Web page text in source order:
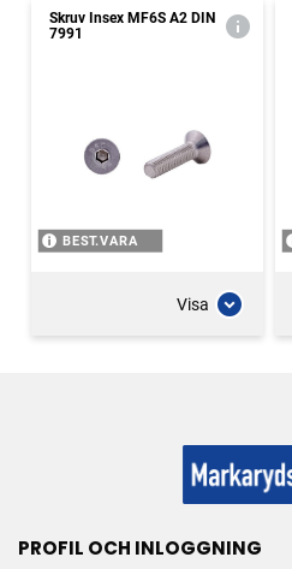
Skruv Insex MF6S A2 DIN
7991
BEST.VARA
Visa
PROFIL OCH INLOGGNING